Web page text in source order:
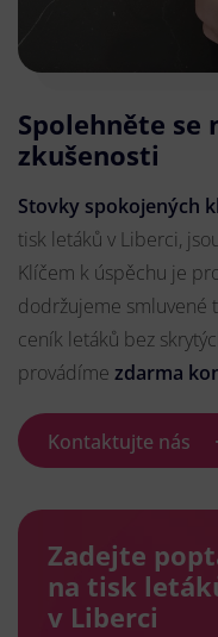
Spolehněte se
zkušenosti
Stovky spokojených
tisk letáků v Liberci,
Klíčem k úspěchu je
dodržujeme smluvené
ceník letáků bez
provádíme zdarma
Kontaktujte nás
Zadejte
na tisk
v Liberci